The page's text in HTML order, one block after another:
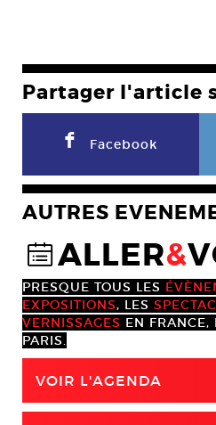
Partager l'article
F Facebook
AUTRES
@ALLER&
PRESQUE TOUS LES
EXPOSITIONS, LES
VERNISSAGES EN FRANCE,
PARIS.
VOIR L'AGENDA